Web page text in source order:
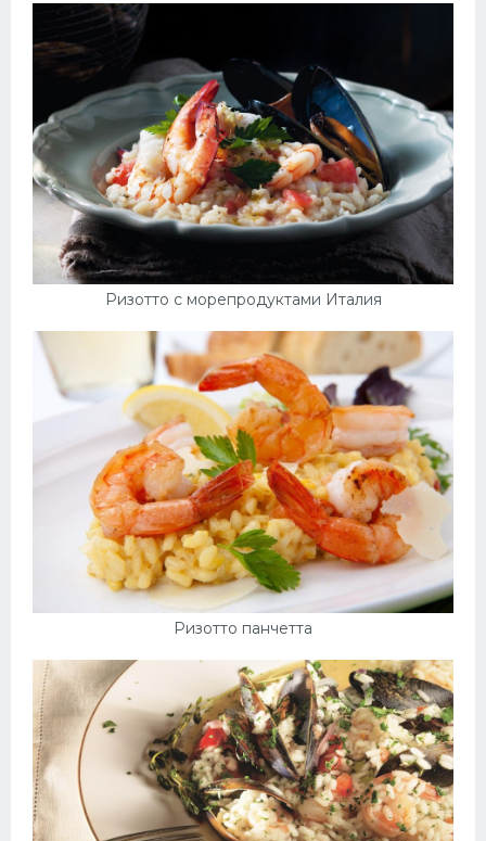
Ризотто с морепродуктами Италия
Ризотто панчетта